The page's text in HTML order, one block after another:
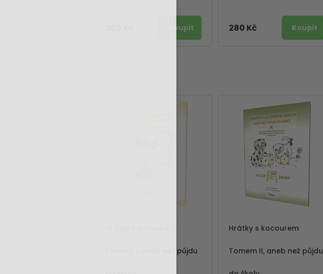
280 Kč
Tomem I. aneb než půjdu
Hrátky s kocourem
Tomem II, aneb než půjdu